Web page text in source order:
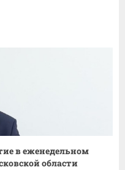
в еженедельном
области